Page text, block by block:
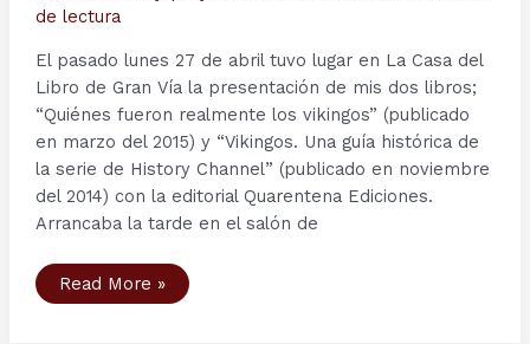
de lectura
El pasado lunes 27 de abril tuvo lugar en La Casa del
Libro de Gran Vía la presentación de mis dos libros;
“Quiénes fueron realmente los vikingos” (publicado
en marzo del 2015) y “Vikingos. Una guía histórica de
la serie de History Channel” (publicado en noviembre
del 2014) con la editorial Quarentena Ediciones.
Arrancaba la tarde en el salón de
Presentación
de
Read More »